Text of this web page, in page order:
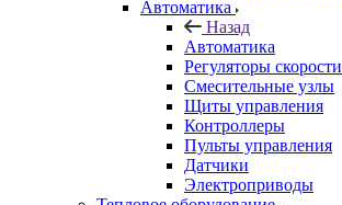
Автоматика
Назад
Автоматика
Регуляторы скорости
Смесительные узлы
Щиты управления
Контроллеры
Пульты управления
Датчики
Электроприводы